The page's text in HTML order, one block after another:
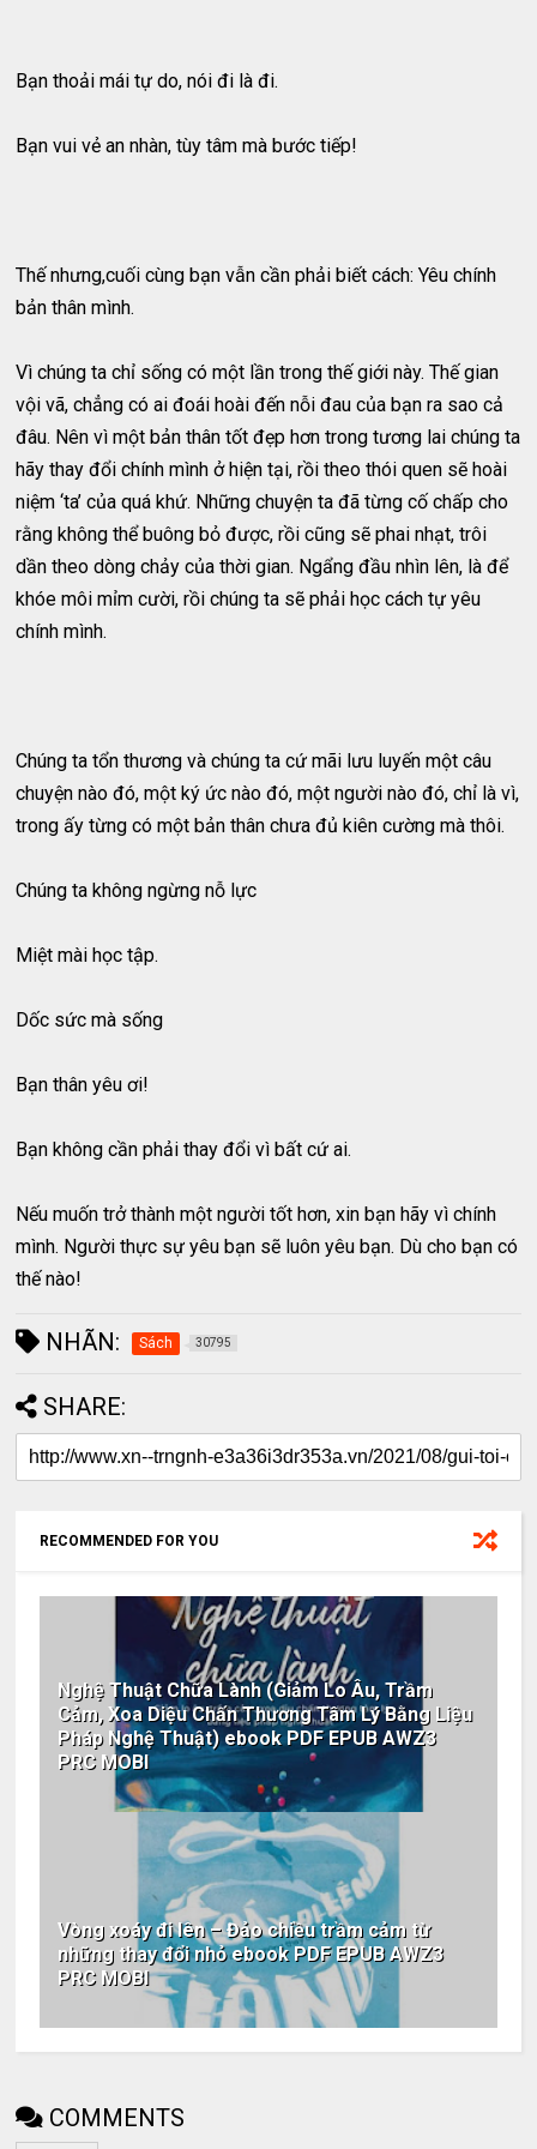
Bạn thoải mái tự do, nói đi là đi.
Bạn vui vẻ an nhàn, tùy tâm mà bước tiếp!
Thế nhưng,cuối cùng bạn vẫn cần phải biết cách: Yêu chính
bản thân mình.
Vì chúng ta chỉ sống có một lần trong thế giới này. Thế gian
vội vã, chẳng có ai đoái hoài đến nỗi đau của bạn ra sao cả
đâu. Nên vì một bản thân tốt đẹp hơn trong tương lai chúng ta
hãy thay đổi chính mình ở hiện tại, rồi theo thói quen sẽ hoài
niệm ‘ta’ của quá khứ. Những chuyện ta đã từng cố chấp cho
rằng không thể buông bỏ được, rồi cũng sẽ phai nhạt, trôi
dần theo dòng chảy của thời gian. Ngẩng đầu nhìn lên, là để
khóe môi mỉm cười, rồi chúng ta sẽ phải học cách tự yêu
chính mình.
Chúng ta tổn thương và chúng ta cứ mãi lưu luyến một câu
chuyện nào đó, một ký ức nào đó, một người nào đó, chỉ là vì,
trong ấy từng có một bản thân chưa đủ kiên cường mà thôi.
Chúng ta không ngừng nỗ lực
Miệt mài học tập.
Dốc sức mà sống
Bạn thân yêu ơi!
Bạn không cần phải thay đổi vì bất cứ ai.
Nếu muốn trở thành một người tốt hơn, xin bạn hãy vì chính
mình. Người thực sự yêu bạn sẽ luôn yêu bạn. Dù cho bạn có
thế nào!
NHÃN: Sách 30795
SHARE:
RECOMMENDED FOR YOU
Nghệ Thuật Chữa Lành (Giảm Lo Âu, Trầm
Cảm, Xoa Diệu Chấn Thương Tâm Lý Bằng Liệu
Pháp Nghệ Thuật) ebook PDF EPUB AWZ3
PRC MOBI
Vòng xoáy đi lên – Đảo chiều trầm cảm từ
những thay đổi nhỏ ebook PDF EPUB AWZ3
PRC MOBI
COMMENTS